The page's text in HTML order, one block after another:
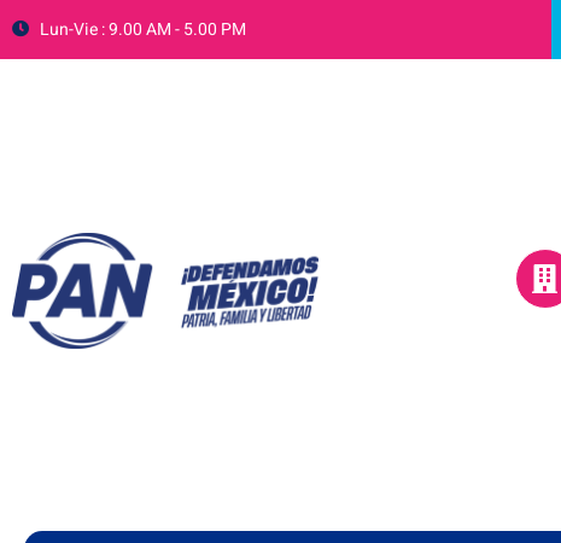
Lun-Vie : 9.00 AM - 5.00 PM